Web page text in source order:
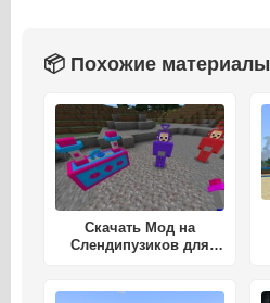
📦 Похожие материалы
Скачать Мод на
Слендипузиков для